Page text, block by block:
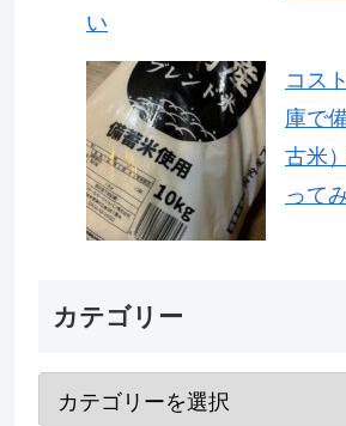
い
コス
庫で
古米
って
カテゴリー